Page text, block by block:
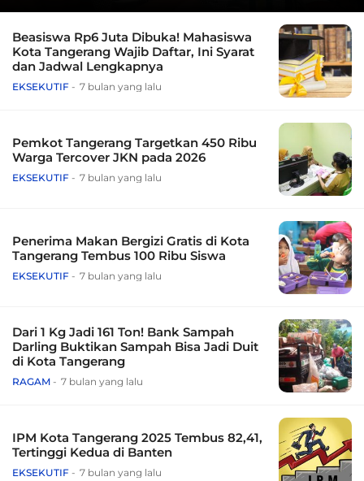
Beasiswa Rp6 Juta Dibuka! Mahasiswa
Kota Tangerang Wajib Daftar, Ini Syarat
dan Jadwal Lengkapnya
EKSEKUTIF 7 bulan yang lalu
Pemkot Tangerang Targetkan 450 Ribu
Warga Tercover JKN pada 2026
EKSEKUTIF 7 bulan yang lalu
Penerima Makan Bergizi Gratis di Kota
Tangerang Tembus 100 Ribu Siswa
EKSEKUTIF 7 bulan yang lalu
Dari 1 Kg Jadi 161 Ton! Bank Sampah
Darling Buktikan Sampah Bisa Jadi Duit
di Kota Tangerang
RAGAM 7 bulan yang lalu
IPM Kota Tangerang 2025 Tembus 82,41,
Tertinggi Kedua di Banten
EKSEKUTIF 7 bulan yang lalu